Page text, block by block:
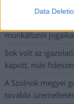
Data
A Tisza kormány
munkáltatói
Sok volt az
kapott, más
A Szolnok megyei
további